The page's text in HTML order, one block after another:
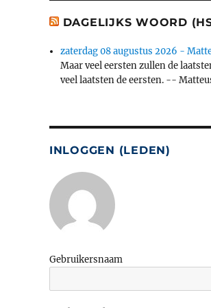
DAGELIJKS WOORD
zaterdag 08 augustus 2026 -
Maar veel eersten zullen de
veel laatsten de eersten. --
INLOGGEN (LEDEN)
Gebruikersnaam